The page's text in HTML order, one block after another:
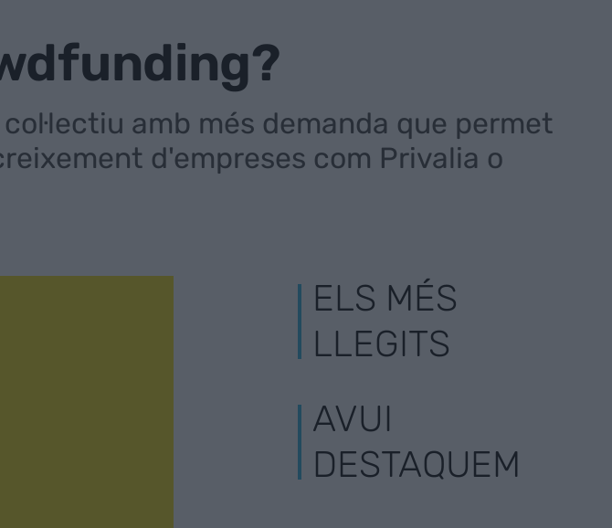
amb més demanda que permet
d'empreses com Privalia o
ELS MÉS
LLEGITS
AVUI
DESTAQUEM